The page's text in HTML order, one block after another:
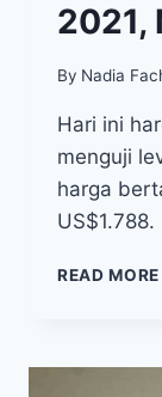
2021,
By Nadia
Hari ini
menguji
harga
US$1.788.
READ MORE